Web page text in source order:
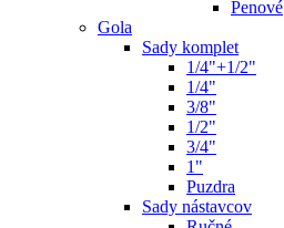
Penové
Gola
Sady komplet
1/4"+1/2"
1/4"
3/8"
1/2"
3/4"
1"
Puzdra
Sady nástavcov